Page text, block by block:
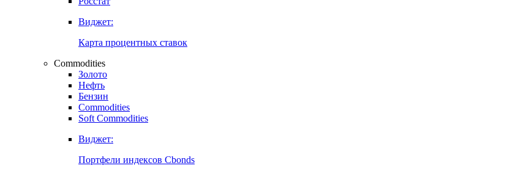
Макроэкономика
Страницы стран
Макроэкономика
Росстат
Виджет:
Карта процентных ставок
Commodities
Золото
Нефть
Бензин
Commodities
Soft Commodities